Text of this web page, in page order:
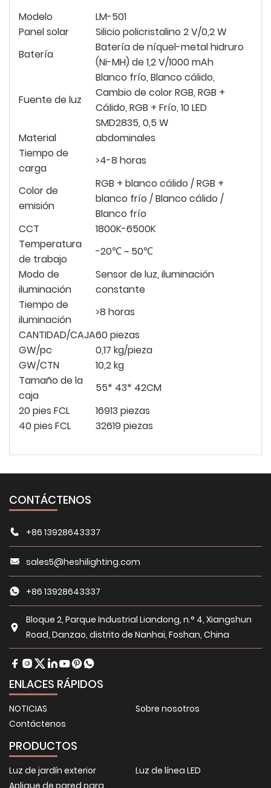
Modelo
LM-501
Panel solar
Silicio policristalino 2 V/0,2 W
Batería
Batería de níquel-metal hidruro
(Ni-MH) de 1,2 V/1000 mAh
Fuente de luz
Blanco frío, Blanco cálido,
Cambio de color RGB, RGB +
Cálido, RGB + Frío, 10 LED
SMD2835, 0,5 W
Material
abdominales
Tiempo de
carga
>4-8 horas
Color de
emisión
RGB + blanco cálido / RGB +
blanco frío / Blanco cálido /
Blanco frío
CCT
1800K-6500K
Temperatura
de trabajo
-20℃ ~ 50℃
Modo de
iluminación
Sensor de luz, iluminación
constante
Tiempo de
iluminación
>8 horas
CANTIDAD/CAJA60 piezas
GW/pc
0,17 kg/pieza
GW/CTN
10,2 kg
Tamaño de la
caja
55* 43* 42CM
20 pies FCL
16913 piezas
40 pies FCL
32619 piezas
CONTÁCTENOS
+86 13928643337
sales5@heshilighting.com
+86 13928643337
Bloque 2, Parque Industrial Liandong, n.° 4, Xiangshun
Road, Danzao, distrito de Nanhai, Foshan, China
ENLACES RÁPIDOS
NOTICIAS
Sobre nosotros
Contáctenos
PRODUCTOS
Luz de jardín exterior
Luz de línea LED